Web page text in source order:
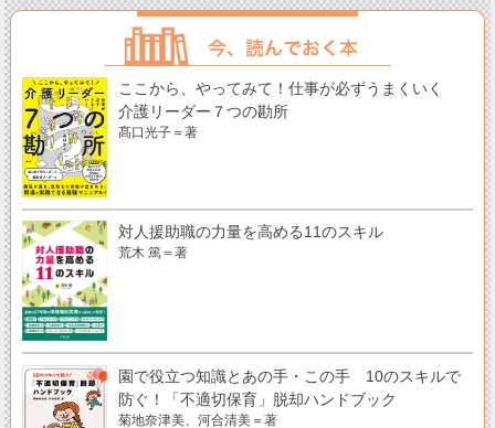
ここから、やってみて！仕事が必ずうまくいく
介護リーダー７つの勘所
髙口光子＝著
対人援助職の力量を高める11のスキル
荒木 篤＝著
園で役立つ知識とあの手・この手 10のスキルで
防ぐ！「不適切保育」脱却ハンドブック
菊地奈津美、河合清美＝著